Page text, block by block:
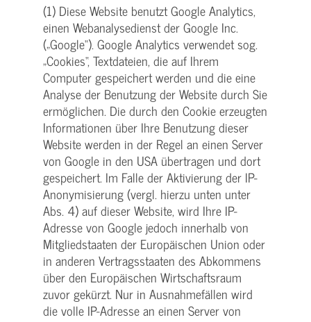
(1) Diese Website benutzt Google Analytics,
einen Webanalysedienst der Google Inc.
(„Google“). Google Analytics verwendet sog.
„Cookies“, Textdateien, die auf Ihrem
Computer gespeichert werden und die eine
Analyse der Benutzung der Website durch Sie
ermöglichen. Die durch den Cookie erzeugten
Informationen über Ihre Benutzung dieser
Website werden in der Regel an einen Server
von Google in den USA übertragen und dort
gespeichert. Im Falle der Aktivierung der IP-
Anonymisierung (vergl. hierzu unten unter
Abs. 4) auf dieser Website, wird Ihre IP-
Adresse von Google jedoch innerhalb von
Mitgliedstaaten der Europäischen Union oder
in anderen Vertragsstaaten des Abkommens
über den Europäischen Wirtschaftsraum
zuvor gekürzt. Nur in Ausnahmefällen wird
die volle IP-Adresse an einen Server von